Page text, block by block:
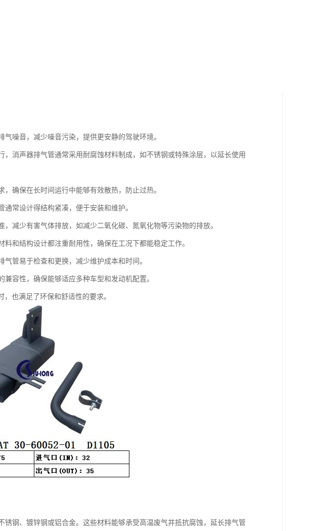
噪音，减少噪音污染，提供更安静的驾驶环境。
消声器排气管通常采用耐腐蚀材料制成，如不锈钢或特殊涂层，以延长使用
确保在长时间运行中能够有效散热，防止过热。
常设计得结构紧凑，便于安装和维护。
减少有害气体排放，如减少二氧化碳、氮氧化物等污染物的排放。
和结构设计都注重耐用性，确保在工况下都能稳定工作。
管易于检查和更换，减少维护成本和时间。
容性，确保能够适应多种车型和发动机配置。
也满足了环保和舒适性的要求。
钢、镀锌钢或铝合金。这些材料能够承受高温废气并抵抗腐蚀，延长排气管